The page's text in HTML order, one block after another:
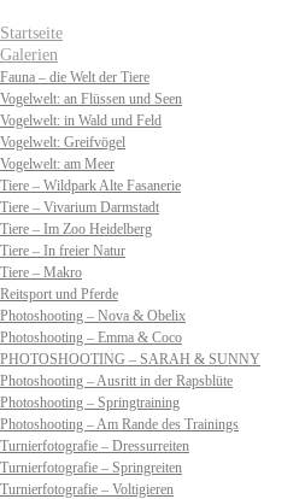
Startseite
Galerien
Fauna – die Welt der Tiere
Vogelwelt: an Flüssen und Seen
Vogelwelt: in Wald und Feld
Vogelwelt: Greifvögel
Vogelwelt: am Meer
Tiere – Wildpark Alte Fasanerie
Tiere – Vivarium Darmstadt
Tiere – Im Zoo Heidelberg
Tiere – In freier Natur
Tiere – Makro
Reitsport und Pferde
Photoshooting – Nova & Obelix
Photoshooting – Emma & Coco
PHOTOSHOOTING – SARAH & SUNNY
Photoshooting – Ausritt in der Rapsblüte
Photoshooting – Springtraining
Photoshooting – Am Rande des Trainings
Turnierfotografie – Dressurreiten
Turnierfotografie – Springreiten
Turnierfotografie – Voltigieren